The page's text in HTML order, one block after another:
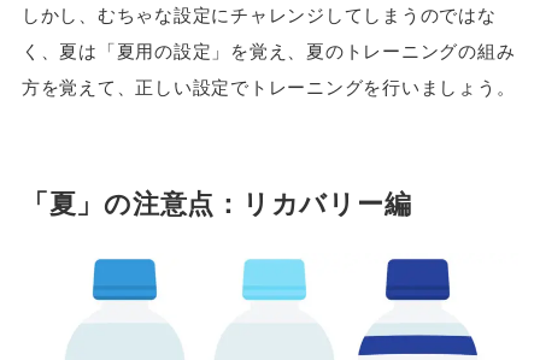
しかし、むちゃな設定にチャレンジしてしまうのではな
く、夏は「夏用の設定」を覚え、夏のトレーニングの組み
方を覚えて、正しい設定でトレーニングを行いましょう。
「夏」の注意点：リカバリー編